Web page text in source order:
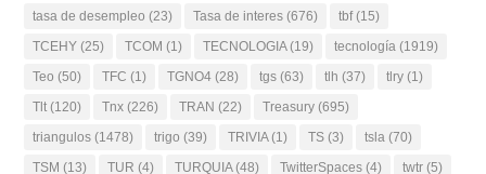
tasa de desempleo (23) Tasa de interes (676) tbf(15)
TCEHY (25) TCOM (1) TECNOLOGIA(19) tecnología (1919)
Teo (50) TFC (1) TGNO4 (28) tgs (63) tlh (37) tlry (1)
Tlt (120) Tnx (226) TRAN (22) Treasury (695)
triangulos (1478) trigo (39) TRIVIA(1) TS (3) tsla (70)
TSM (13) TUR (4) TURQUIA(48) TwitterSpaces (4) twtr (5)